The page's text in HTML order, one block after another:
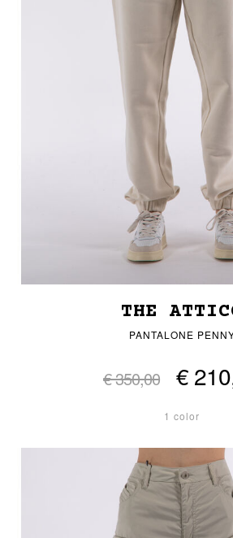
THE
PANTALONE
€ 350,00 €
1 color